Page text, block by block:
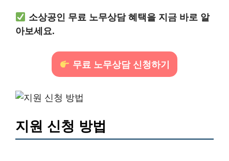
소상공인 무료 노무상담 혜택을 지금 바로 알
아보세요.
무료 노무상담 신청하기
지원 신청 방법